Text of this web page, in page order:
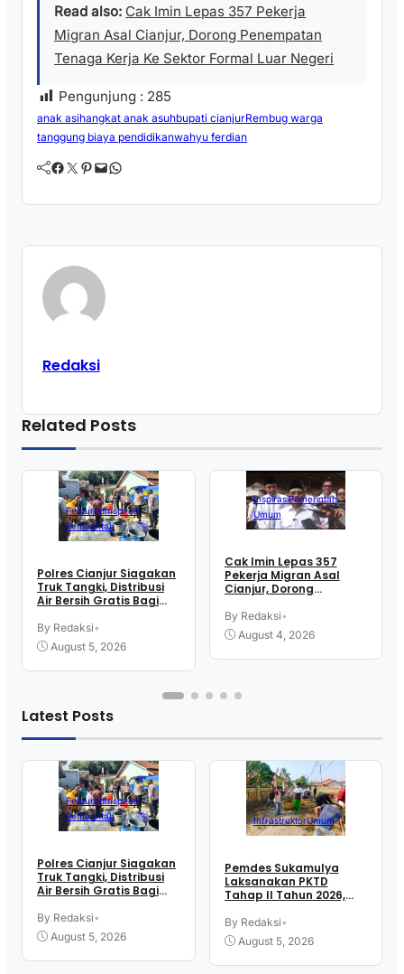
Read also: Cak Imin Lepas 357 Pekerja
Migran Asal Cianjur, Dorong Penempatan
Tenaga Kerja Ke Sektor Formal Luar Negeri
Pengunjung : 285
anak asihangkat anak asuhbupati cianjurRembug warga
tanggung biaya pendidikanwahyu ferdian
Facebook Twitter Pinterest Mail WhatsApp
Redaksi
Related Posts
FeaturedInspirasi
Pemerintah
Polres Cianjur Siagakan
Truk Tangki, Distribusi
Air Bersih Gratis Bagi
Kekeringan
By Redaksi•
August 5, 2026
InspirasiPemerintah
Umum
Cak Imin Lepas 357
Pekerja Migran Asal
Cianjur, Dorong
Kerja Ke Sektor Formal
Luar Negeri
By Redaksi•
August 4, 2026
Latest Posts
FeaturedInspirasi
Pemerintah
Polres Cianjur Siagakan
Truk Tangki, Distribusi
Air Bersih Gratis Bagi
Kekeringan
By Redaksi•
August 5, 2026
InfrastrukturUmum
Pemdes Sukamulya
Laksanakan PKTD
Tahap II Tahun 2026,
KKN UIN SGD Bandung
By Redaksi•
August 5, 2026